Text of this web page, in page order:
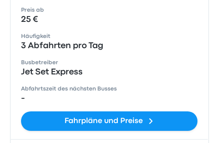
Preis ab
25 €
Häufigkeit
3 Abfahrten pro Tag
Busbetreiber
Jet Set Express
Abfahrtszeit des nächsten Busses
-
Fahrpläne und Preise